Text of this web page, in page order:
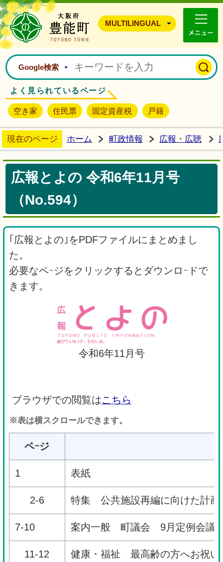
豊能町ホームページ
MULTILINGUAL
Google検索
よく見られているページ
空き家 住民票 固定資産税 戸籍
現在のページ ホーム 町政情報 広報・広聴
広報とよの 令和6年11月号
（No.594）
｢広報とよの｣をPDFファイルにまとめまし
た。
必要なペｰジをクリックするとダウンロｰドで
きます。
令和6年11月号
ブラウザでの閲覧はこちら
※表は横スクロールできます。
ペｰジ
1 表紙
2-6 特集 公共施設再編に向けた計
7-10 案内一般 町議会 9月定例会
11-12 健康・福祉 最高齢の方へお祝